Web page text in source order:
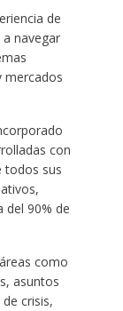
de
navegar
mercados
con
todos sus
del 90% de
como
asuntos
crisis,